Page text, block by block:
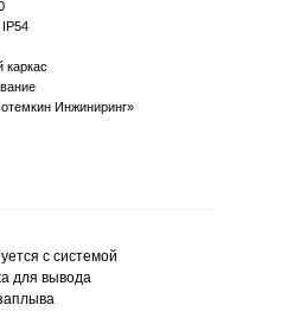
IP54
каркас
Инжиниринг»
с системой
для вывода